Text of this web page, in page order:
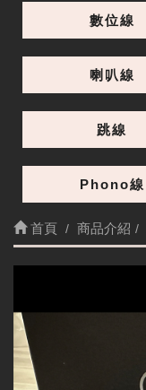
數位線
喇叭線
跳線
Phono線
首頁 商品介紹